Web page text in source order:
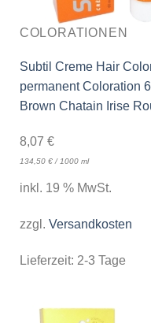
COLORATIONEN
Subtil Creme Hair
permanent Coloration
Brown Chatain Irise
8,07 €
134,50 €/1000 ml
inkl. 19 % MwSt.
zzgl. Versandkosten
Lieferzeit: 2-3 Tage